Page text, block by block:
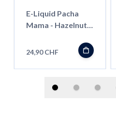
E-Liquid Pacha
Mama - Hazelnut
24,90 CHF